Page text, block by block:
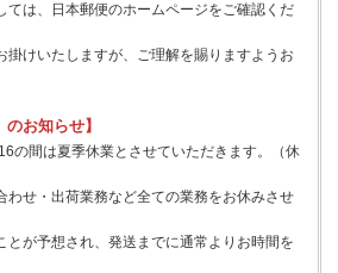
ては、日本郵便のホームページをご確認くだ
掛けいたしますが、ご理解を賜りますようお
のお知らせ】
の間は夏季休業とさせていただきます。（休
わせ・出荷業務など全ての業務をお休みさせ
とが予想され、発送までに通常よりお時間を